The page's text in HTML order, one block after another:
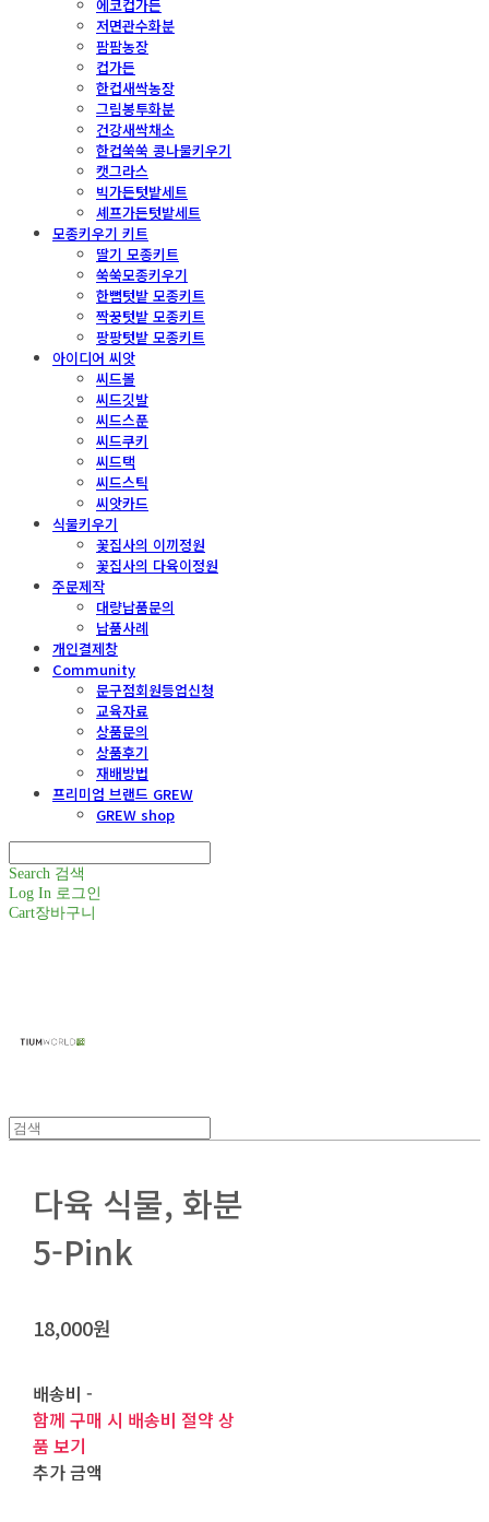
에코컵가든
저면관수화분
팜팜농장
컵가든
한컵새싹농장
그림봉투화분
건강새싹채소
한컵쑥쑥 콩나물키우기
캣그라스
빅가든텃밭세트
셰프가든텃밭세트
모종키우기 키트
딸기 모종키트
쑥쑥모종키우기
한뼘텃밭 모종키트
짝꿍텃밭 모종키트
팡팡텃밭 모종키트
아이디어 씨앗
씨드볼
씨드깃발
씨드스푼
씨드쿠키
씨드택
씨드스틱
씨앗카드
식물키우기
꽃집사의 이끼정원
꽃집사의 다육이정원
주문제작
대량납품문의
납품사례
개인결제창
Community
문구점회원등업신청
교육자료
상품문의
상품후기
재배방법
프리미엄 브랜드 GREW
GREW shop
Search 검색
Log In 로그인
Cart장바구니
다육 식물, 화분
5-Pink
18,000원
배송비 -
함께 구매 시 배송비 절약 상
품 보기
추가 금액